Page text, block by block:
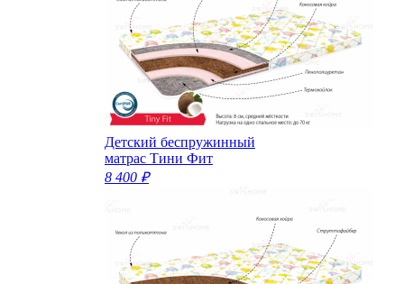
Детский беспружинный
матрас Тини Фит
8 400 ₽